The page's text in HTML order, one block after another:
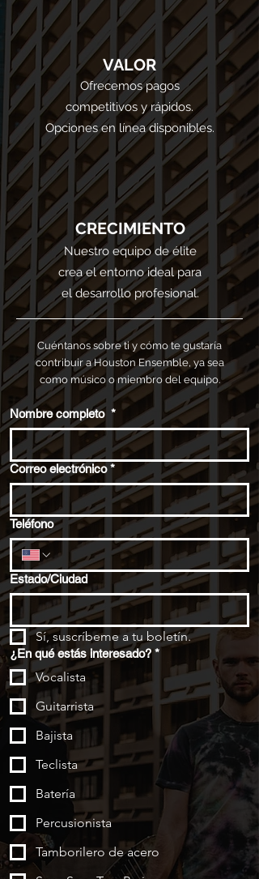
VALOR
Ofrecemos pagos
competitivos y rápidos.
Opciones en línea disponibles.
CRECIMIENTO
Nuestro equipo de élite
crea el entorno ideal para
el desarrollo profesional.
Cuéntanos sobre ti y cómo te gustaría
contribuir a Houston Ensemble, ya sea
como músico o miembro del equipo.
Nombre completo *
Correo electrónico *
Teléfono
Estado/Ciudad
Sí, suscríbeme a tu boletín.
¿En qué estás interesado? *
Vocalista
Guitarrista
Bajista
Teclista
Batería
Percusionista
Tamborilero de acero